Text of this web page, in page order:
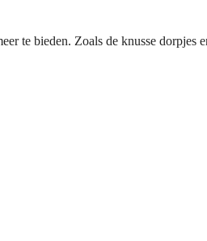
te bieden. Zoals de knusse dorpjes